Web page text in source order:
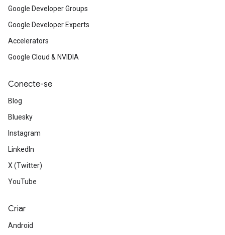
Google Developer Groups
Google Developer Experts
Accelerators
Google Cloud & NVIDIA
Conecte-se
Blog
Bluesky
Instagram
LinkedIn
X (Twitter)
YouTube
Criar
Android